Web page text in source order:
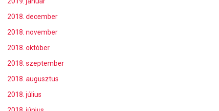
2018. december
2018. november
2018. október
2018. szeptember
2018. augusztus
2018. július